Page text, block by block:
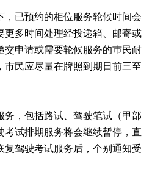
已预约的柜位服务轮候时间会
多时间处理经投递箱、邮寄或
交申请或需要轮候服务的巿民耐
民应尽量在牌照到期日前三至
，包括路试、驾驶笔试（甲部
试排期服务将会继续暂停，直
驾驶考试服务后，个别通知受